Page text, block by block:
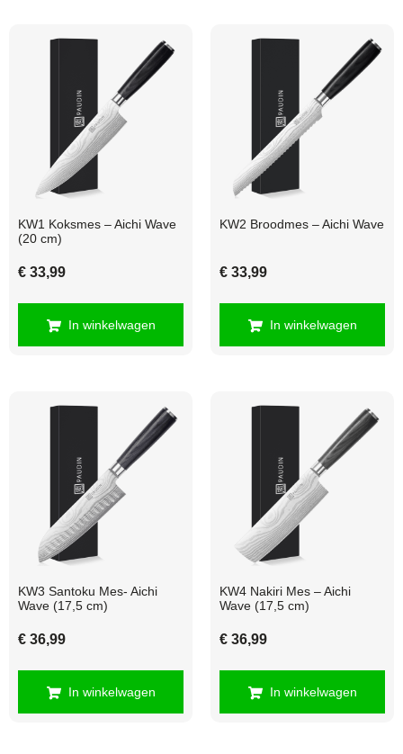
KW1 Koksmes – Aichi Wave
(20 cm)
€ 33,99
In winkelwagen
KW2 Broodmes – Aichi Wave
€ 33,99
In winkelwagen
KW3 Santoku Mes- Aichi
Wave (17,5 cm)
€ 36,99
In winkelwagen
KW4 Nakiri Mes – Aichi
Wave (17,5 cm)
€ 36,99
In winkelwagen